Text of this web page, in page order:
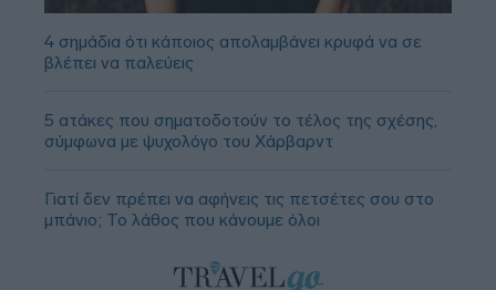
4 σημάδια ότι κάποιος απολαμβάνει κρυφά να σε
βλέπει να παλεύεις
5 ατάκες που σηματοδοτούν το τέλος της σχέσης,
σύμφωνα με ψυχολόγο του Χάρβαρντ
Γιατί δεν πρέπει να αφήνεις τις πετσέτες σου στο
μπάνιο; Το λάθος που κάνουμε όλοι